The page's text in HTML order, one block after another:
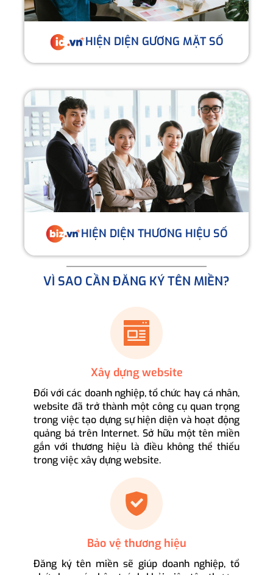
HIỆN DIỆN GƯƠNG MẶT SỐ
HIỆN DIỆN THƯƠNG HIỆU SỐ
VÌ SAO CẦN ĐĂNG KÝ TÊN MIỀN?
Xây dựng website
Đối với các doanh nghiệp, tổ chức hay cá nhân,
website đã trở thành một công cụ quan trọng
trong việc tạo dựng sự hiện diện và hoạt động
quảng bá trên Internet. Sở hữu một tên miền
gắn với thương hiệu là điều không thể thiếu
trong việc xây dựng website.
Bảo vệ thương hiệu
Đăng ký tên miền sẽ giúp doanh nghiệp, tổ